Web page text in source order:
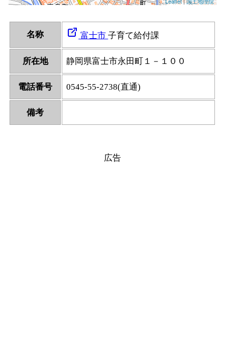
名称 富士市子育て給付課
所在地 静岡県富士市永田町１－１００
電話番号 0545-55-2738(直通)
備考